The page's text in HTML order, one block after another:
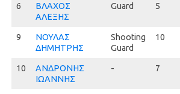
6
9
10
6
ΒΛΑΧΟΣ
ΑΛΕΞΗΣ
Guard 5
9
ΝΟΥΛΑΣ
ΔΗΜΗΤΡΗΣ
Shooting
Guard
10
10
ΑΝΔΡΟΝΗΣ
ΙΩΑΝΝΗΣ
- 7